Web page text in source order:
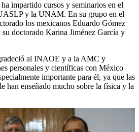
impartido cursos y seminarios en el
y la UNAM. En su grupo en el
los mexicanos Eduardo Gómez
doctorado Karina Jiménez García y
al INAOE y a la AMC y
personales y científicas con México
importante para él, ya que las
han enseñado mucho sobre la física y la